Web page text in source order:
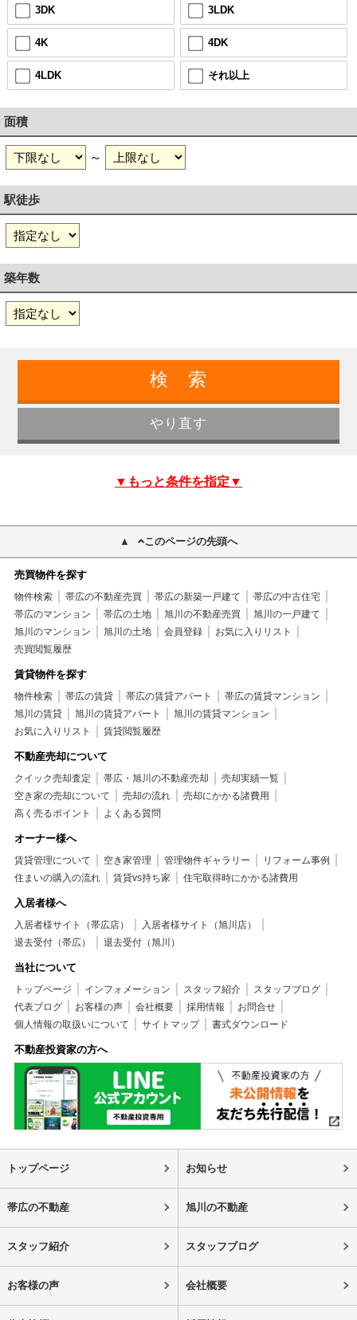
3DK 3LDK
4K 4DK
4LDK それ以上
面積
～
駅徒歩
築年数
▼もっと条件を指定▼
このページの先頭へ
売買物件を探す
物件検索 帯広の不動産売買 帯広の新築一戸建て
帯広の中古住宅
帯広のマンション
帯広の土地 旭川の不動産売買
旭川の一戸建て
旭川のマンション
旭川の土地 会員登録
お気に入りリスト
売買閲覧履歴
賃貸物件を探す
物件検索 帯広の賃貸 帯広の賃貸アパート
帯広の賃貸マンション
旭川の賃貸
旭川の賃貸アパート
旭川の賃貸マンション
お気に入りリスト
賃貸閲覧履歴
不動産売却について
クイック売却査定 帯広・旭川の不動産売却
売却実績一覧
空き家の売却について
売却の流れ
売却にかかる諸費用
高く売るポイント
よくある質問
オーナー様へ
賃貸管理について 空き家管理 管理物件ギャラリー
リフォーム事例
住まいの購入の流れ
賃貸vs持ち家 住宅取得時にかかる諸費用
入居者様へ
入居者様サイト（帯広店）
入居者様サイト（旭川店）
退去受付（帯広）
退去受付（旭川）
当社について
トップページ インフォメーション スタッフ紹介
スタッフブログ
代表ブログ
お客様の声 会社概要 採用情報
お問合せ
個人情報の取扱いについて
サイトマップ 書式ダウンロード
不動産投資家の方へ
トップページ お知らせ
帯広の不動産 旭川の不動産
スタッフ紹介 スタッフブログ
お客様の声 会社概要